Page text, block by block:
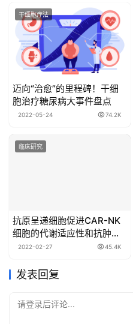
干细胞疗法
迈向“治愈”的里程碑！干细
胞治疗糖尿病大事件盘点
2022-05-24 74.2K
临床研究
抗原呈递细胞促进CAR-NK
细胞的代谢适应性和抗肿瘤
活性
2022-02-27 45.4K
发表回复
请登录后评论...